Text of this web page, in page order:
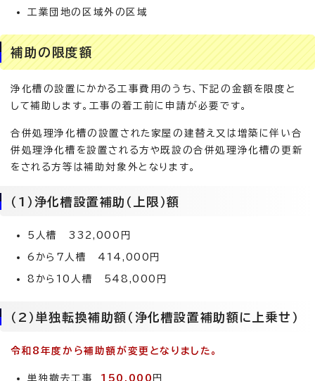
工業団地の区域外の区域
補助の限度額
浄化槽の設置にかかる工事費用のうち、下記の金額を限度と
して補助します。工事の着工前に申請が必要です。
合併処理浄化槽の設置された家屋の建替え又は増築に伴い合
併処理浄化槽を設置される方や既設の合併処理浄化槽の更新
をされる方等は補助対象外となります。
（1）浄化槽設置補助（上限）額
5人槽 332,000円
6から7人槽 414,000円
8から10人槽 548,000円
（2）単独転換補助額（浄化槽設置補助額に上乗せ）
令和8年度から補助額が変更となりました。
単独撤去工事 150,000 円